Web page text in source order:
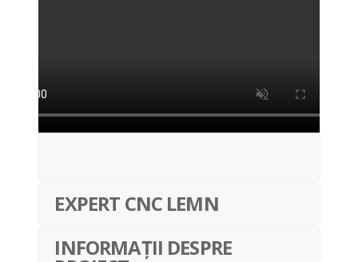
EXPERT CNC LEMN
INFORMAȚII DESPRE